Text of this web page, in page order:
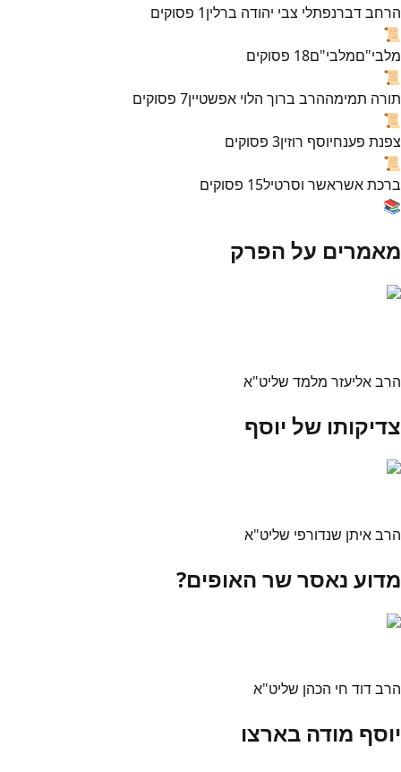
הרחב דברנפתלי צבי יהודה ברלין1 פסוקים
📜
מלבי"םמלבי"ם18 פסוקים
📜
תורה תמימההרב ברוך הלוי אפשטיין7 פסוקים
📜
צפנת פענחיוסף רוזין3 פסוקים
📜
ברכת אשראשר וסרטיל15 פסוקים
📚
מאמרים על הפרק
הרב אליעזר מלמד שליט"א
צדיקותו של יוסף
הרב איתן שנדורפי שליט"א
מדוע נאסר שר האופים?
הרב דוד חי הכהן שליט"א
יוסף מודה בארצו